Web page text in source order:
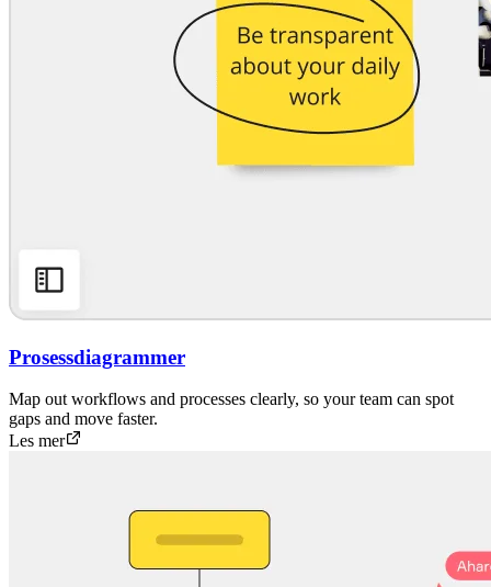
Prosessdiagrammer
Map out workflows and processes clearly, so your team can spot
gaps and move faster.
Les mer